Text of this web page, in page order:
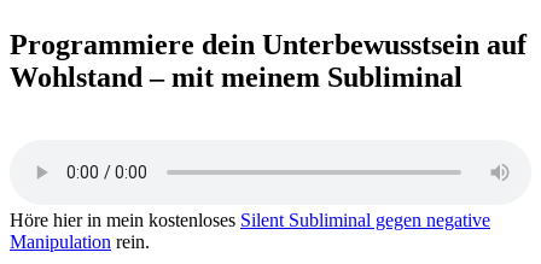
Programmiere dein Unterbewusstsein auf
Wohlstand – mit meinem Subliminal
Höre hier in mein kostenloses Silent Subliminal gegen negative
Manipulation rein.